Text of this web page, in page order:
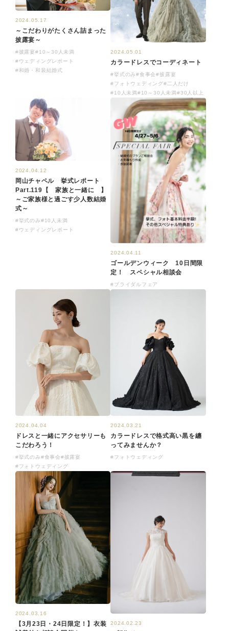
2024.05.17
～こだわりがたくさん詰まった
披露宴～
#披露宴#10～30人未満
#ウェディングレポート
#和婚・和装結婚式
2024.05.01
カラードレスでコーディネート
#挙式のみ#食事会#披露宴
#フォトウェディング#二人だけ
#10人未満#10～30人未満#30人以上
2024.04.12
岡山チャペル 挙式レポート
Part.119【 家族と一緒に 】
～ご家族様と過ごす少人数結婚
式～
#挙式のみ#10人未満
#ウェディングレポート
2024.04.11
ゴールデンウィーク 10日間限
定！ スペシャル相談会
#ブライダルフェア
2024.04.04
ドレスと一緒にアクセサリーも
こだわろう！
#挙式のみ#食事会#披露宴
#フォトウェディング
2024.03.21
カラードレスで格式高い黒を纏
ってみませんか？
#フォトウェディング
2024.03.16
【3月23日・24日限定！】衣装
2024.02.23